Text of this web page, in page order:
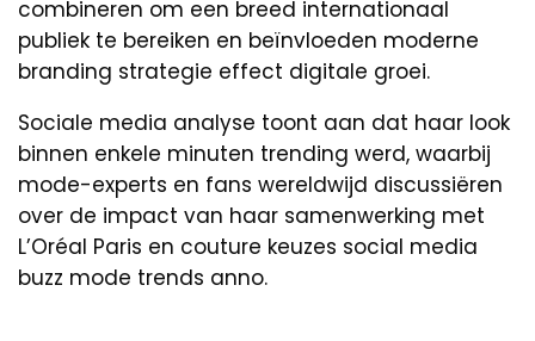
combineren om een breed internationaal
publiek te bereiken en beïnvloeden moderne
branding strategie effect digitale groei.
Sociale media analyse toont aan dat haar look
binnen enkele minuten trending werd, waarbij
mode-experts en fans wereldwijd discussiëren
over de impact van haar samenwerking met
L’Oréal Paris en couture keuzes social media
buzz mode trends anno.